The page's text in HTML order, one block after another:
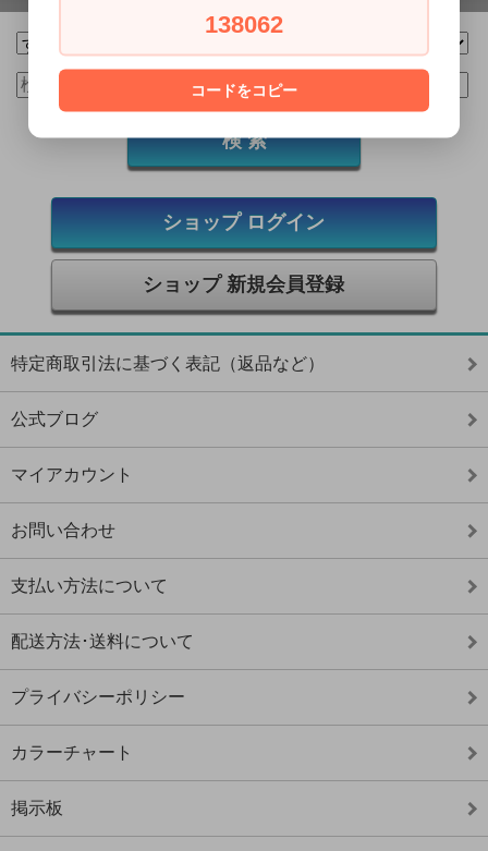
ショップ ログイン
ショップ 新規会員登録
特定商取引法に基づく表記（返品など）
公式ブログ
マイアカウント
お問い合わせ
支払い方法について
配送方法･送料について
プライバシーポリシー
カラーチャート
掲示板
138062
コードをコピー